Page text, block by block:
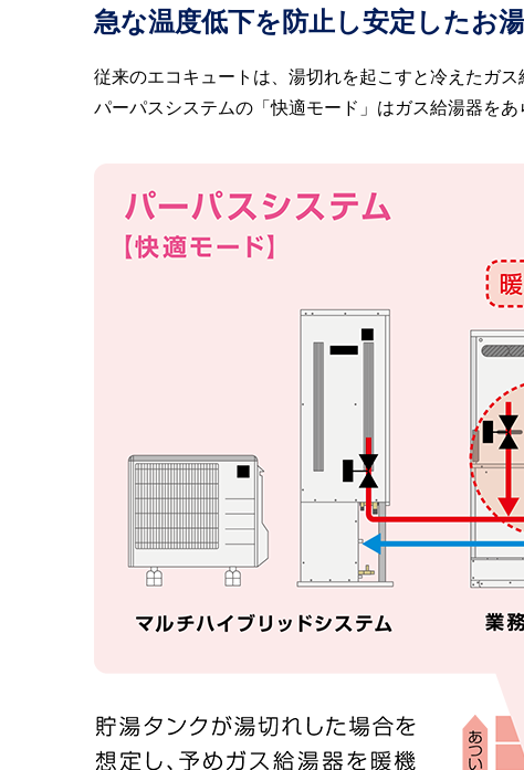
急な温度低下を防止し安定したお
従来のエコキュートは、湯切れを起こすと冷えたガ
パーパスシステムの「快適モード」はガス給湯器を